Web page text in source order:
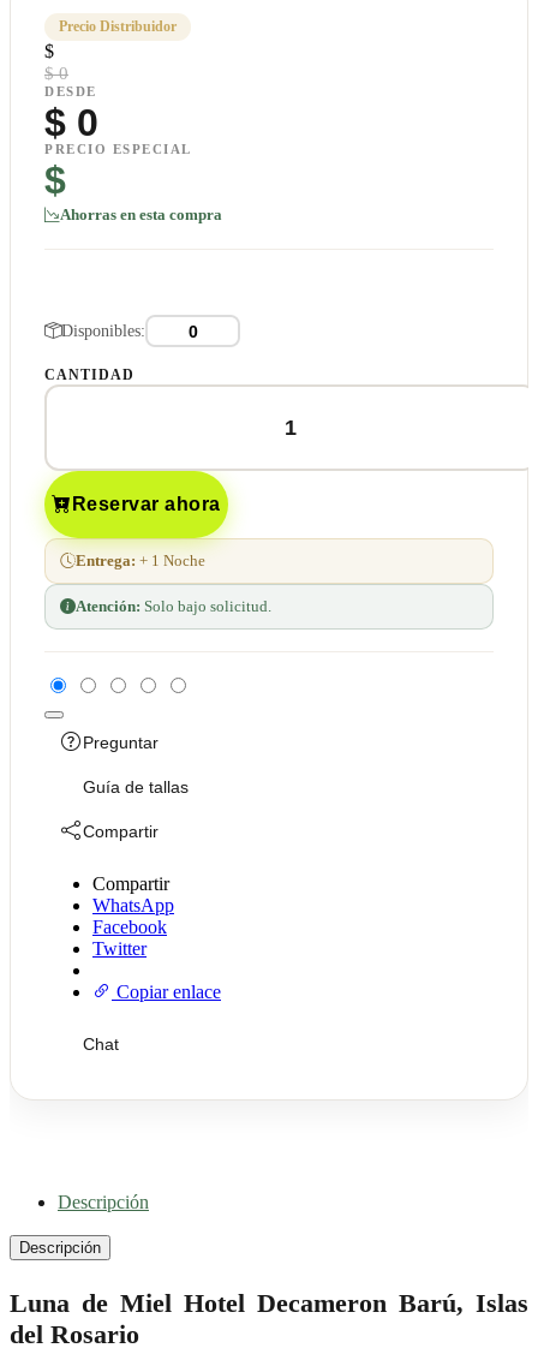
Precio Distribuidor
$
$ 0
DESDE
$ 0
PRECIO ESPECIAL
$
Ahorras en esta compra
Disponibles:
CANTIDAD
Reservar ahora
Entrega: + 1 Noche
Atención: Solo bajo solicitud.
Preguntar
Guía de tallas
Compartir
Compartir
WhatsApp
Facebook
Twitter
Copiar enlace
Chat
Descripción
Descripción
Luna de Miel Hotel Decameron Barú, Islas
del Rosario